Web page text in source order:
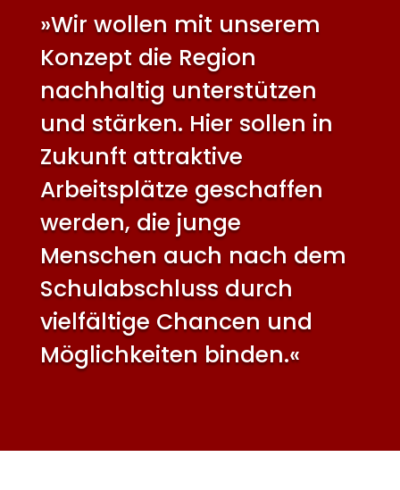
»Wir wollen mit unserem
Konzept die Region
nachhaltig unterstützen
und stärken. Hier sollen in
Zukunft attraktive
Arbeitsplätze geschaffen
werden, die junge
Menschen auch nach dem
Schulabschluss durch
vielfältige Chancen und
Möglichkeiten binden.«